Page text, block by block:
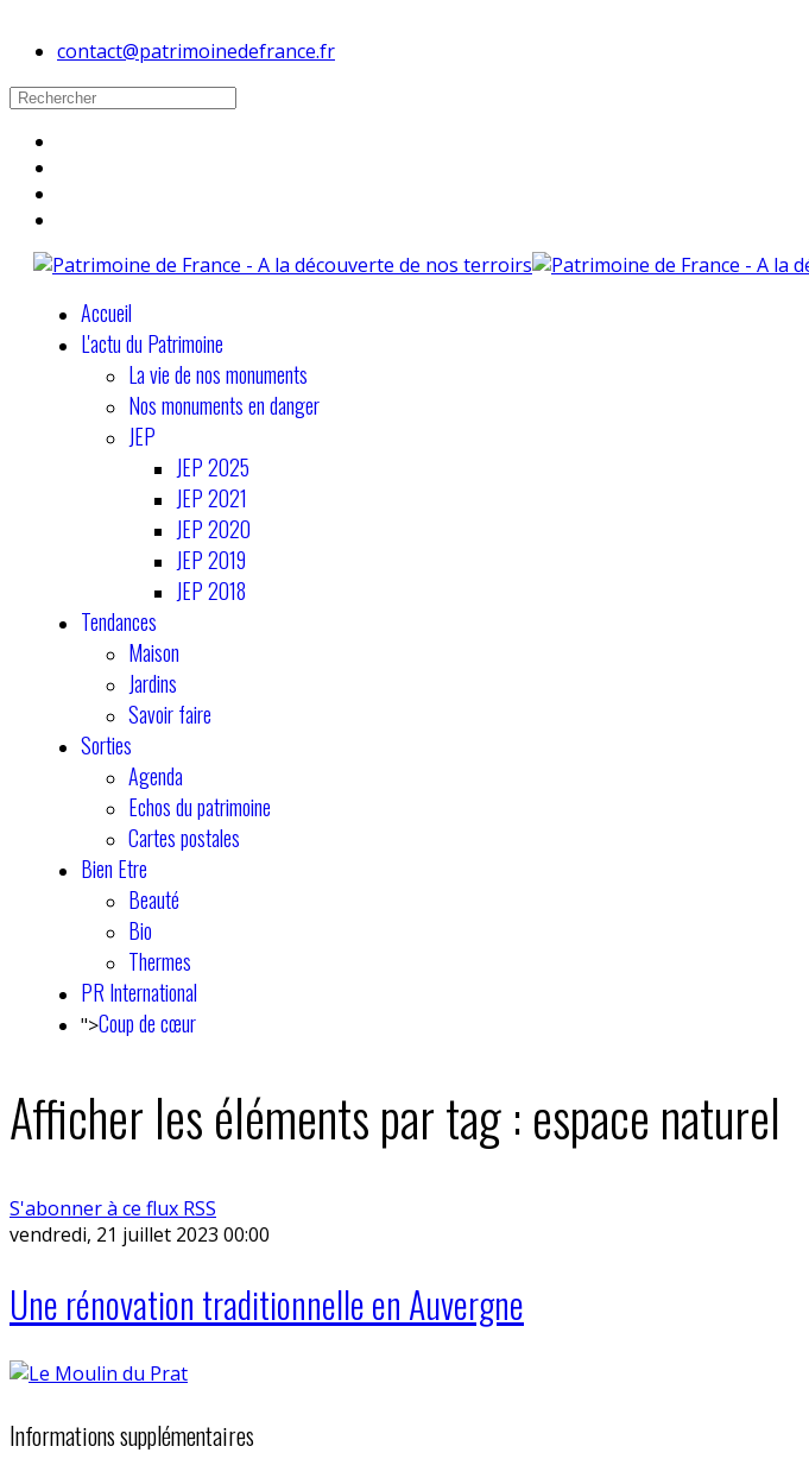
contact@patrimoinedefrance.fr
Accueil
L'actu du Patrimoine
La vie de nos monuments
Nos monuments en danger
JEP
JEP 2025
JEP 2021
JEP 2020
JEP 2019
JEP 2018
Tendances
Maison
Jardins
Savoir faire
Sorties
Agenda
Echos du patrimoine
Cartes postales
Bien Etre
Beauté
Bio
Thermes
PR International
">Coup de cœur
Afficher les éléments par tag : espace naturel
S'abonner à ce flux RSS
vendredi, 21 juillet 2023 00:00
Une rénovation traditionnelle en Auvergne
Informations supplémentaires